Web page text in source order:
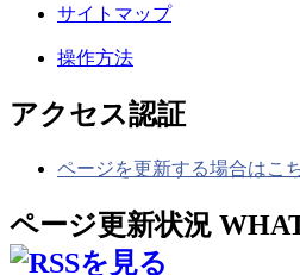
サイトマップ
操作方法
アクセス認証
ページを更新する場合はこ
ページ更新状況